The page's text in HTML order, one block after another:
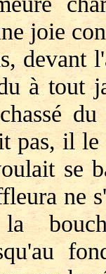
joie
à tout
pas, il
se
ne